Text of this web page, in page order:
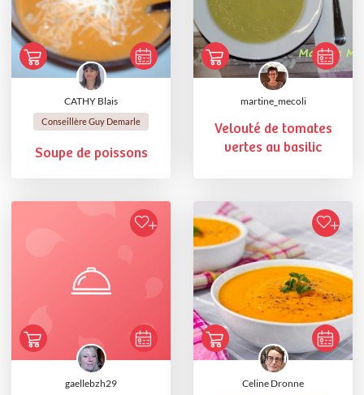
CATHY Blais
Conseillère Guy Demarle
Soupe de poissons
martine_mecoli
Velouté de tomates
vertes au basilic
gaellebzh29 Celine Dronne